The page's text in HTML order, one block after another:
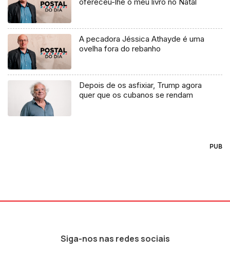
A pecadora Jéssica Athayde é uma
ovelha fora do rebanho
Depois de os asfixiar, Trump agora
quer que os cubanos se rendam
PUB
Siga-nos nas redes sociais